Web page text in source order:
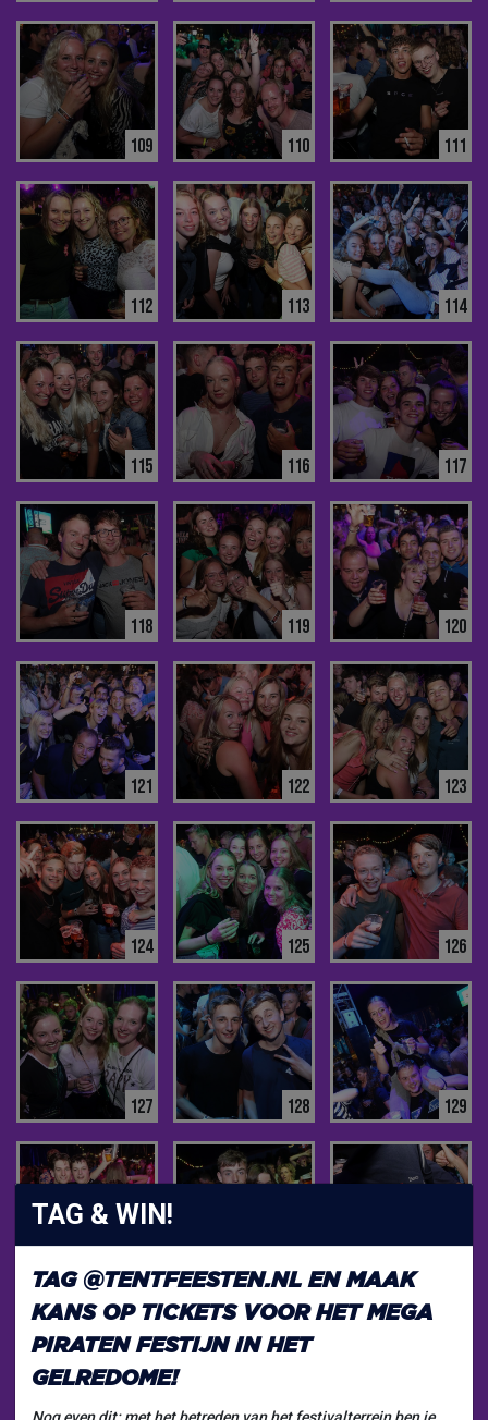
109 110 111
112 113 114
115 116 117
118 119 120
121 122 123
124 125 126
127 128 129
130 131
TAG & WIN!
TAG @TENTFEESTEN.NL EN MAAK
KANS OP TICKETS VOOR HETMEGA
PIRATEN FESTIJNIN HET
GELREDOME!